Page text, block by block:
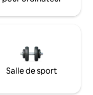
Salle de sport